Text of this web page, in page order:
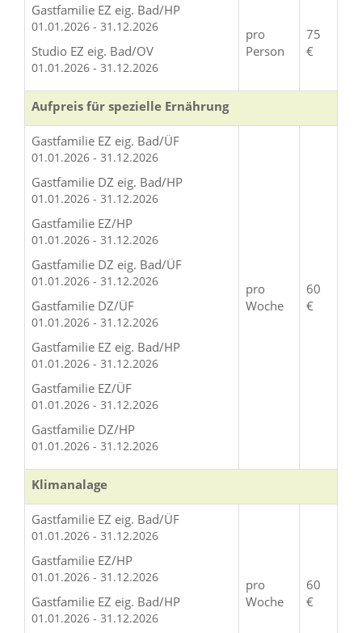
Gastfamilie EZ eig. Bad/HP
01.01.2026 - 31.12.2026
Studio EZ eig. Bad/OV
01.01.2026 - 31.12.2026
pro
Person
75
€
Aufpreis für spezielle Ernährung
Gastfamilie EZ eig. Bad/ÜF
01.01.2026 - 31.12.2026
Gastfamilie DZ eig. Bad/HP
01.01.2026 - 31.12.2026
Gastfamilie EZ/HP
01.01.2026 - 31.12.2026
Gastfamilie DZ eig. Bad/ÜF
01.01.2026 - 31.12.2026
Gastfamilie DZ/ÜF
01.01.2026 - 31.12.2026
Gastfamilie EZ eig. Bad/HP
01.01.2026 - 31.12.2026
Gastfamilie EZ/ÜF
01.01.2026 - 31.12.2026
Gastfamilie DZ/HP
01.01.2026 - 31.12.2026
pro
Woche
60
€
Klimanalage
Gastfamilie EZ eig. Bad/ÜF
01.01.2026 - 31.12.2026
Gastfamilie EZ/HP
01.01.2026 - 31.12.2026
Gastfamilie EZ eig. Bad/HP
01.01.2026 - 31.12.2026
pro
Woche
60
€